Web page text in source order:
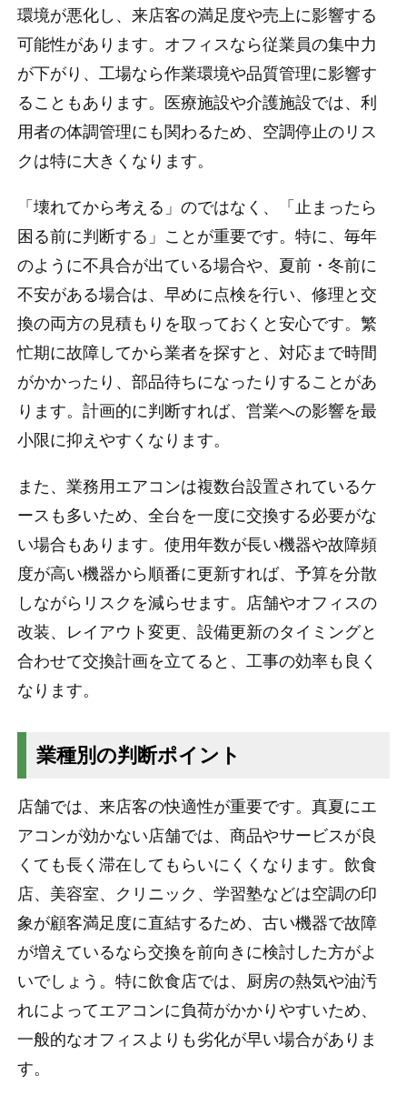
環境が悪化し、来店客の満足度や売上に影響する
可能性があります。オフィスなら従業員の集中力
が下がり、工場なら作業環境や品質管理に影響す
ることもあります。医療施設や介護施設では、利
用者の体調管理にも関わるため、空調停止のリス
クは特に大きくなります。
「壊れてから考える」のではなく、「止まったら
困る前に判断する」ことが重要です。特に、毎年
のように不具合が出ている場合や、夏前・冬前に
不安がある場合は、早めに点検を行い、修理と交
換の両方の見積もりを取っておくと安心です。繁
忙期に故障してから業者を探すと、対応まで時間
がかかったり、部品待ちになったりすることがあ
ります。計画的に判断すれば、営業への影響を最
小限に抑えやすくなります。
また、業務用エアコンは複数台設置されているケ
ースも多いため、全台を一度に交換する必要がな
い場合もあります。使用年数が長い機器や故障頻
度が高い機器から順番に更新すれば、予算を分散
しながらリスクを減らせます。店舗やオフィスの
改装、レイアウト変更、設備更新のタイミングと
合わせて交換計画を立てると、工事の効率も良く
なります。
業種別の判断ポイント
店舗では、来店客の快適性が重要です。真夏にエ
アコンが効かない店舗では、商品やサービスが良
くても長く滞在してもらいにくくなります。飲食
店、美容室、クリニック、学習塾などは空調の印
象が顧客満足度に直結するため、古い機器で故障
が増えているなら交換を前向きに検討した方がよ
いでしょう。特に飲食店では、厨房の熱気や油汚
れによってエアコンに負荷がかかりやすいため、
一般的なオフィスよりも劣化が早い場合がありま
す。